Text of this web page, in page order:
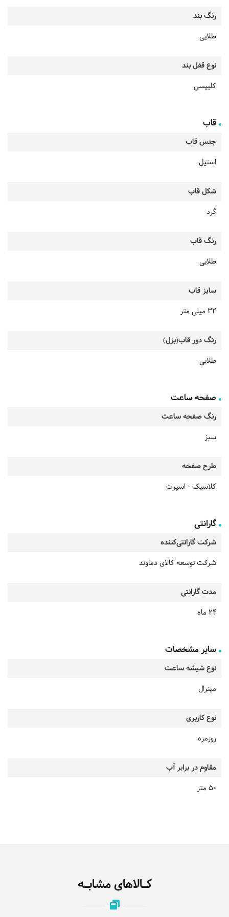
رنگ بند
طلایی
نوع قفل بند
کلیپسی
قاب
جنس قاب
استیل
شکل قاب
گرد
رنگ قاب
طلایی
سایز قاب
32 میلی متر
رنگ دور قاب(بزل)
طلایی
صفحه ساعت
رنگ صفحه ساعت
سبز
طرح صفحه
کلاسیک - اسپرت
گارانتی
شرکت گارانتی‌کننده
شرکت توسعه کالای دماوند
مدت گارانتی
24 ماه
سایر مشخصات
نوع شیشه ساعت
مینرال
نوع کاربری
روزمره
مقاوم در برابر آب
50 متر
کـالاهای مشابـه